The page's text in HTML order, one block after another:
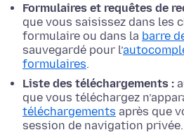
Formulaires et requêtes de
que vous saisissez dans les
formulaire ou dans la barre
sauvegardé pour l’
formulaires.
Liste des téléchargements :
que vous téléchargez
téléchargements après que
session de navigation privée.